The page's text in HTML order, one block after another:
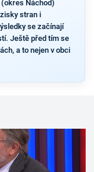
Náchod)
stran i
se začínají
Ještě před tím se
a to nejen v obci